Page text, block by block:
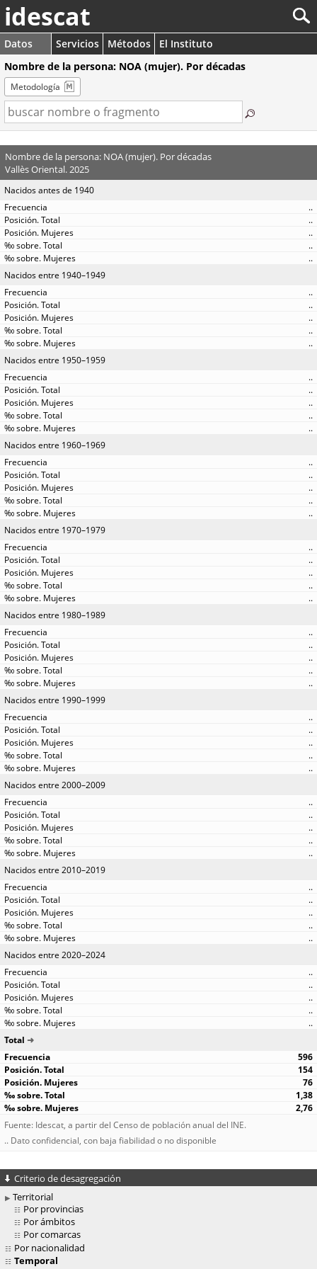
idescat
Datos Servicios Métodos
El Instituto
Nombre de la persona: NOA (mujer). Por décadas
Metodología
Nombre de la persona: NOA (mujer). Por décadas
Vallès Oriental. 2025
Nacidos antes de 1940
..
..
..
..
..
Nacidos entre 1940–1949
..
..
..
..
..
Nacidos entre 1950–1959
..
..
..
..
..
Nacidos entre 1960–1969
..
..
..
..
..
Nacidos entre 1970–1979
..
..
..
..
..
Nacidos entre 1980–1989
..
..
..
..
..
Nacidos entre 1990–1999
..
..
..
..
..
Nacidos entre 2000–2009
..
..
..
..
..
Nacidos entre 2010–2019
..
..
..
..
..
Nacidos entre 2020–2024
..
..
..
..
..
Total
596
154
76
1,38
2,76
Fuente: Idescat, a partir del Censo de población anual del INE.
.. Dato confidencial, con baja fiabilidad o no disponible
Criterio de desagregación
Territorial
Por provincias
Por ámbitos
Por comarcas
Por nacionalidad
Temporal